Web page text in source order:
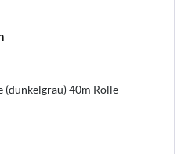
(dunkelgrau) 40m Rolle